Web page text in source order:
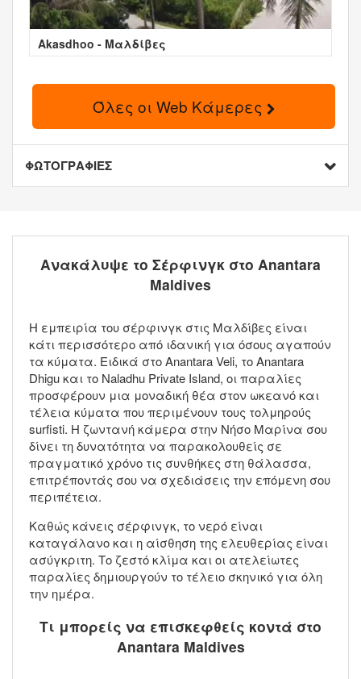
Akasdhoo - Μαλδίβες
Όλες οι Web Κάμερες
ΦΩΤΟΓΡΑΦΙΕΣ
Ανακάλυψε το Σέρφινγκ στο Anantara
Maldives
Η εμπειρία του σέρφινγκ στις Μαλδίβες είναι
κάτι περισσότερο από ιδανική για όσους αγαπούν
τα κύματα. Ειδικά στο Anantara Veli, το Anantara
Dhigu και το Naladhu Private Island, οι παραλίες
προσφέρουν μια μοναδική θέα στον ωκεανό και
τέλεια κύματα που περιμένουν τους τολμηρούς
surfisti. Η ζωντανή κάμερα στην Νήσο Μαρίνα σου
δίνει τη δυνατότητα να παρακολουθείς σε
πραγματικό χρόνο τις συνθήκες στη θάλασσα,
επιτρέποντάς σου να σχεδιάσεις την επόμενη σου
περιπέτεια.
Καθώς κάνεις σέρφινγκ, το νερό είναι
καταγάλανο και η αίσθηση της ελευθερίας είναι
ασύγκριτη. Το ζεστό κλίμα και οι ατελείωτες
παραλίες δημιουργούν το τέλειο σκηνικό για όλη
την ημέρα.
Τι μπορείς να επισκεφθείς κοντά στο
Anantara Maldives